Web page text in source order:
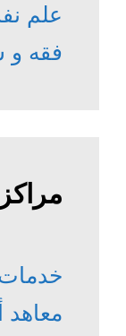
علم
فقه و
خدمات
معاهد